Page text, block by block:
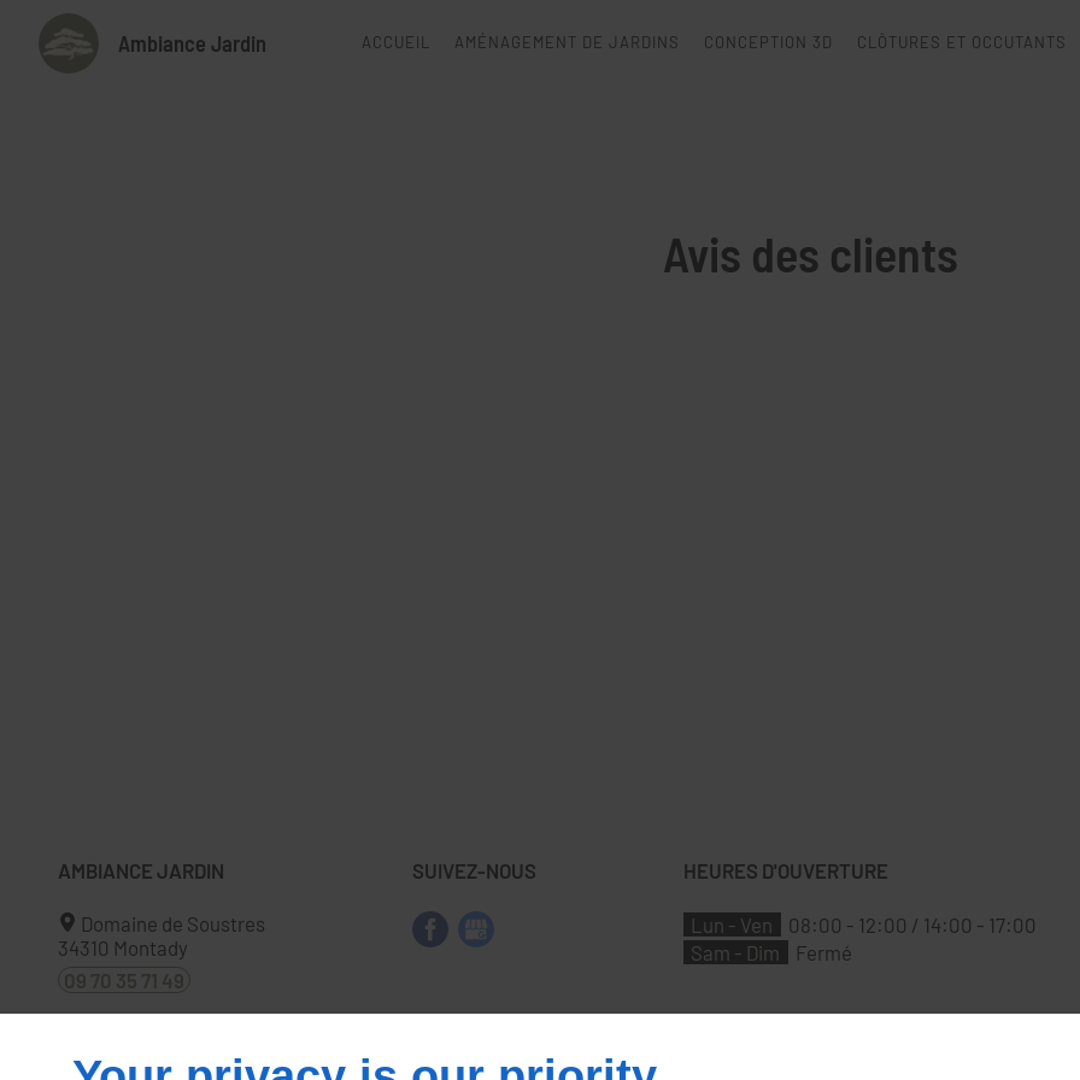
Ambiance Jardin ACCUEIL AMÉNAGEMENT DE JARDINS CONCEPTION 3D CLÔTURES ET OCCUTANTS
Avis des clients
AMBIANCE JARDIN
Domaine de Soustres
34310 Montady
09 70 35 71 49
HEURES D'OUVERTURE
Lun - Ven
08:00 - 12:00 / 14:00 - 17:00
Sam - Dim
Fermé
SUIVEZ-NOUS